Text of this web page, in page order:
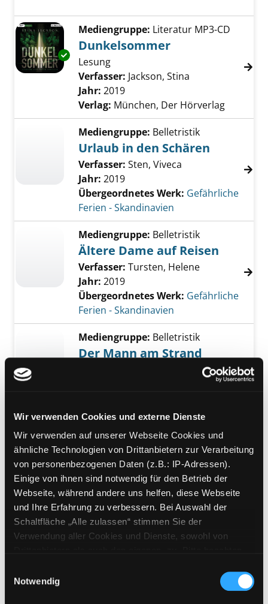
Wir verwenden Cookies und externe Dienste
Wir verwenden auf unserer Webseite Cookies und
ähnliche Technologien von Drittanbietern zur Verarbeitung
von personenbezogenen Daten (z.B.: IP-Adressen).
Einige von ihnen sind notwendig für den Betrieb der
Webseite, während andere uns helfen, diese Webseite
und Ihre Erfahrung zu verbessern. Bei Auswahl der
Schaltfläche „Alle zulassen“ stimmen Sie der
Verwendung aller Cookies und Dienste, sowohl von
Cookies von Drittanbietern, eine Verarbeitung in
unsicheren Drittländern (Länder außerhalb des EWR
Notwendig
Exemplar-Details von Dunkelsommer
Mediengruppe: Literatur MP3-CD
Dunkelsommer
Lesung
Verfasser: Jackson, Stina
Jahr: 2019
Verlag: München, Der Hörverlag
Mediengruppe: Belletristik
Urlaub in den Schären
Verfasser: Sten, Viveca
Jahr: 2019
Übergeordnetes Werk: Gefährliche
Ferien - Skandinavien
Mediengruppe: Belletristik
Ältere Dame auf Reisen
Verfasser: Tursten, Helene
Jahr: 2019
Übergeordnetes Werk: Gefährliche
Ferien - Skandinavien
Mediengruppe: Belletristik
Der Mann am Strand
Mankell, Henning
Ferien - Skandinavien
Mediengruppe:Belletristik
Wiedersehen
Verfasser:
Alsterdal, Tove
Jahr:
2019
Übergeordnetes Werk:
Gefährliche
Ferien - Skandinavien
Mediengruppe:Literatur CD
Suche nach